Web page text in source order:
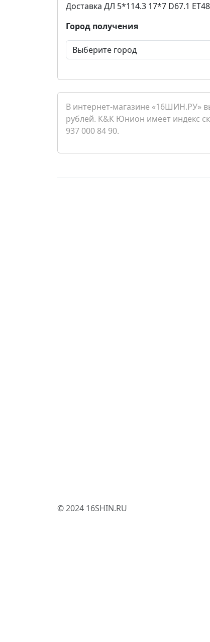
Доставка ДЛ 5*114.3 17*7 D67.1
Город получения
В интернет-магазине «16ШИН.РУ»
рублей. К&К Юнион имеет индекс
937 000 84 90.
© 2024 16SHIN.RU